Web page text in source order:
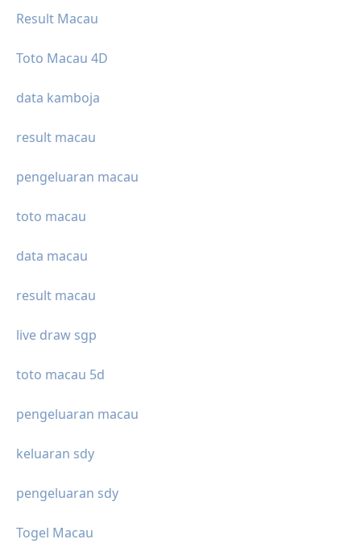
Result Macau
Toto Macau 4D
data kamboja
result macau
pengeluaran macau
toto macau
data macau
result macau
live draw sgp
toto macau 5d
pengeluaran macau
keluaran sdy
pengeluaran sdy
Togel Macau